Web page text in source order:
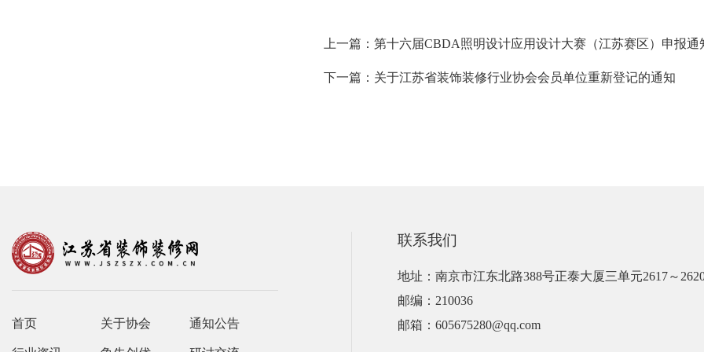
上一篇：第十六届CBDA照明设计应用设计大赛（江苏赛区）申报通
下一篇：关于江苏省装饰装修行业协会会员单位重新登记的通知
首页 关于协会 通知公告
联系我们
地址：南京市江东北路388号正泰大厦三单元2617～
邮编：210036
邮箱：605675280@qq.com